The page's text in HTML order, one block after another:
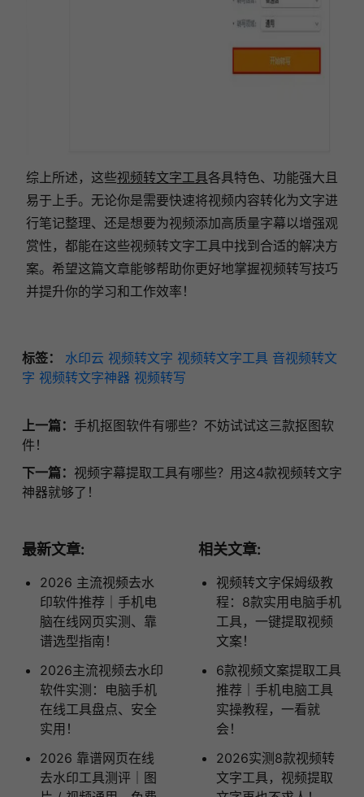
综上所述，这些视频转文字工具各具特色、功能强大且
易于上手。无论你是需要快速将视频内容转化为文字进
行笔记整理、还是想要为视频添加高质量字幕以增强观
赏性，都能在这些视频转文字工具中找到合适的解决方
案。希望这篇文章能够帮助你更好地掌握视频转写技巧
并提升你的学习和工作效率！
标签： 水印云 视频转文字 视频转文字工具 音视频转文
字 视频转文字神器 视频转写
上一篇： 手机抠图软件有哪些？不妨试试这三款抠图软
件！
下一篇： 视频字幕提取工具有哪些？用这4款视频转文字
神器就够了！
最新文章:
2026 主流视频去水
印软件推荐｜手机电
脑在线网页实测、靠
谱选型指南！
2026主流视频去水印
软件实测：电脑手机
在线工具盘点、安全
实用！
2026 靠谱网页在线
去水印工具测评｜图
相关文章:
视频转文字保姆级教
程：8款实用电脑手机
工具，一键提取视频
文案！
6款视频文案提取工具
推荐｜手机电脑工具
实操教程，一看就
会！
2026实测8款视频转
文字工具，视频提取